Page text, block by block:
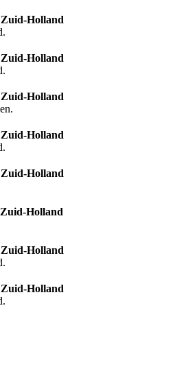
Zuid-Holland
Zuid-Holland
Zuid-Holland
Zuid-Holland
Zuid-Holland
Zuid-Holland
Zuid-Holland
Zuid-Holland